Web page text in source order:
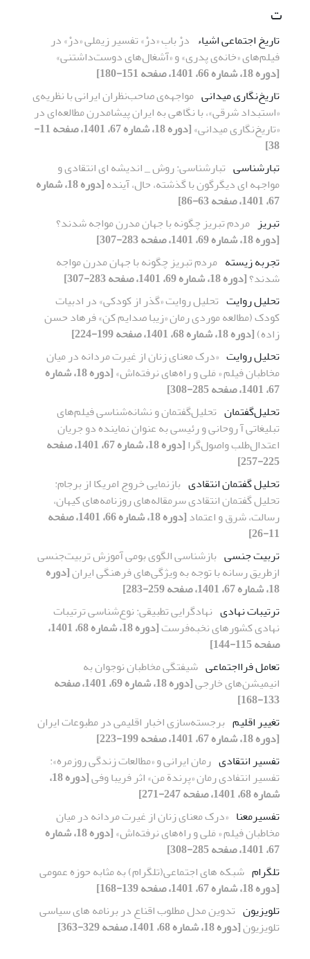
ت
تاریخ اجتماعی اشیاء درْ بابِ «درْ» تفسیر زیملی «درْ» در
فیلم‌های «خانه‌ی پدری» و «آشغال‌های دوست‌داشتنی»
[دوره 18، شماره 66، 1401، صفحه 151-180]
تاریخ‌نگاری میدانی مواجهه‌ی صاحب‌نظران ایرانی با نظریه‌ی
«استبداد شرقی»، با نگاهی به ایران پیشامدرن مطالعه‌ای در
«تاریخ‌نگاری میدانی»
[دوره 18، شماره 67، 1401، صفحه 11-
38]
تبارشناسی تبارشناسی: روش _ اندیشه ای انتقادی و
مواجهه ای دیگرگون با گذشته، حال، آینده
[دوره 18، شماره
67، 1401، صفحه 63-86]
تبریز مردم تبریز چگونه با جهان مدرن مواجه شدند؟
[دوره 18، شماره 69، 1401، صفحه 283-307]
تجربه زیسته مردم تبریز چگونه با جهان مدرن مواجه
شدند؟[دوره 18، شماره 69، 1401، صفحه 283-307]
تحلیل روایت تحلیل روایت «گذر از کودکی» در ادبیات
کودک (مطالعه موردی رمان «زیبا صدایم کن» فرهاد حسن
زاده)[دوره 18، شماره 68، 1401، صفحه 199-224]
تحلیل روایت «درک معنای زنان از غیرت مردانه در میان
مخاطبان فیلم « مَلی و راه‌های نرفته‌اش»
[دوره 18، شماره
67، 1401، صفحه 285-308]
تحلیل‌گفتمان تحلیل‌گفتمان و نشانه‌شناسی فیلم‌های
تبلیغاتی آ روحانی و رئیسی به عنوان نماینده دو جریان
اعتدال‌طلب واصول‌گرا
[دوره 18، شماره 67، 1401، صفحه
225-257]
تحلیل گفتمان انتقادی بازنمایی خروج امریکا از برجام:
تحلیل گفتمان انتقادی سرمقاله‌های روزنامه‌های کیهان،
رسالت، شرق و اعتماد
[دوره 18، شماره 66، 1401، صفحه
11-26]
تربیت جنسی بازشناسی الگوی بومی آموزش تربیت‌‌جنسی
ازطریق رسانه با توجه به ویژگی‌های فرهنگی ایران[دوره
18، شماره 67، 1401، صفحه 259-283]
ترتیبات نهادی نهادگرایی تطبیقی: نوع‌شناسی ترتیبات
نهادی کشورهای نخبه‌فرست
[دوره 18، شماره 68، 1401،
صفحه 115-144]
تعامل فرااجتماعی شیفتگی مخاطبان نوجوان به
انیمیشن‌های خارجی
[دوره 18، شماره 69، 1401، صفحه
133-168]
تغییر اقلیم برجسته‌سازی اخبار اقلیمی در مطبوعات ایران
[دوره 18، شماره 67، 1401، صفحه 199-223]
تفسیر انتقادی رمان ایرانی و «مطالعات زندگی روزمره»:
تفسیر انتفادی رمان «پرندة من» اثر فریبا وفی
[دوره 18،
شماره 68، 1401، صفحه 247-271]
تفسیرمعنا «درک معنای زنان از غیرت مردانه در میان
مخاطبان فیلم « مَلی و راه‌های نرفته‌اش»
[دوره 18، شماره
67، 1401، صفحه 285-308]
تلگرام شبکه های اجتماعی(تلگرام) به مثابه حوزه عمومی
[دوره 18، شماره 67، 1401، صفحه 139-168]
تلویزیون تدوین مدل مطلوب اقناع در برنامه های سیاسی
تلویزیون[دوره 18، شماره 68، 1401، صفحه 329-363]